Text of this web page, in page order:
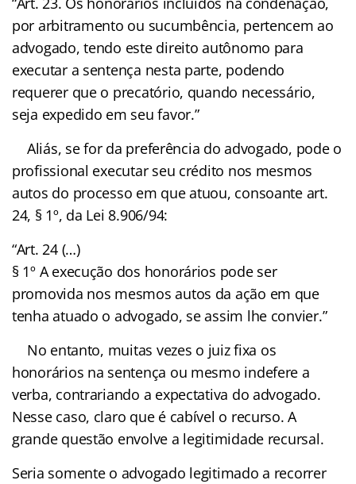
por arbitramento ou sucumbência, pertencem ao
advogado, tendo este direito autônomo para
executar a sentença nesta parte, podendo
requerer que o precatório, quando necessário,
seja expedido em seu favor.”
Aliás, se for da preferência do advogado, pode o
profissional executar seu crédito nos mesmos
autos do processo em que atuou, consoante art.
24, § 1º, da Lei 8.906/94:
“Art. 24 (…)
§ 1º A execução dos honorários pode ser
promovida nos mesmos autos da ação em que
tenha atuado o advogado, se assim lhe convier.”
No entanto, muitas vezes o juiz fixa os
honorários na sentença ou mesmo indefere a
verba, contrariando a expectativa do advogado.
Nesse caso, claro que é cabível o recurso. A
grande questão envolve a legitimidade recursal.
Seria somente o advogado legitimado a recorrer